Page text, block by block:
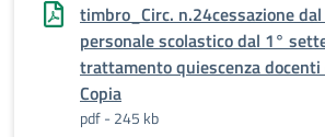
timbro_Circ. n.24cessazione
personale scolastico dal 1°
trattamento quiescenza
Copia
pdf - 245 kb